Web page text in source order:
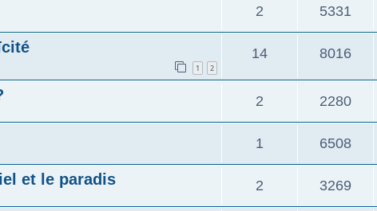
2 5331
1 2
14 8016
2 2280
1 6508
et le paradis 2 3269